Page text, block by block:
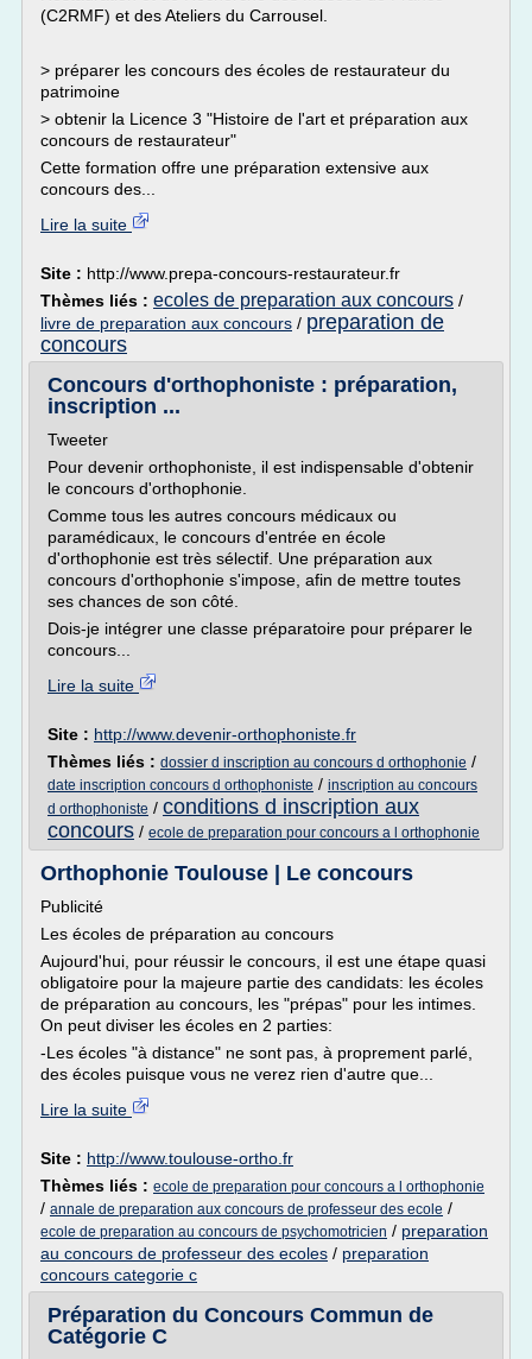
(C2RMF) et des Ateliers du Carrousel.
> préparer les concours des écoles de restaurateur du
patrimoine
> obtenir la Licence 3 "Histoire de l'art et préparation aux
concours de restaurateur"
Cette formation offre une préparation extensive aux
concours des...
Lire la suite
Site : http://www.prepa-concours-restaurateur.fr
Thèmes liés : ecoles de preparation aux concours /
livre de preparation aux concours / preparation de
concours
Concours d'orthophoniste : préparation,
inscription ...
Tweeter
Pour devenir orthophoniste, il est indispensable d'obtenir
le concours d'orthophonie.
Comme tous les autres concours médicaux ou
paramédicaux, le concours d'entrée en école
d'orthophonie est très sélectif. Une préparation aux
concours d'orthophonie s'impose, afin de mettre toutes
ses chances de son côté.
Dois-je intégrer une classe préparatoire pour préparer le
concours...
Lire la suite
Site : http://www.devenir-orthophoniste.fr
Thèmes liés : dossier d inscription au concours d orthophonie /
date inscription concours d orthophoniste / inscription au concours
d orthophoniste / conditions d inscription aux
concours / ecole de preparation pour concours a l orthophonie
Orthophonie Toulouse | Le concours
Publicité
Les écoles de préparation au concours
Aujourd'hui, pour réussir le concours, il est une étape quasi
obligatoire pour la majeure partie des candidats: les écoles
de préparation au concours, les "prépas" pour les intimes.
On peut diviser les écoles en 2 parties:
-Les écoles "à distance" ne sont pas, à proprement parlé,
des écoles puisque vous ne verez rien d'autre que...
Lire la suite
Site : http://www.toulouse-ortho.fr
Thèmes liés : ecole de preparation pour concours a l orthophonie
/ annale de preparation aux concours de professeur des ecole /
ecole de preparation au concours de psychomotricien / preparation
au concours de professeur des ecoles / preparation
concours categorie c
Préparation du Concours Commun de
Catégorie C